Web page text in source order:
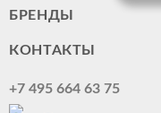
БРЕНДЫ
КОНТАКТЫ
+7 495 664 63 75